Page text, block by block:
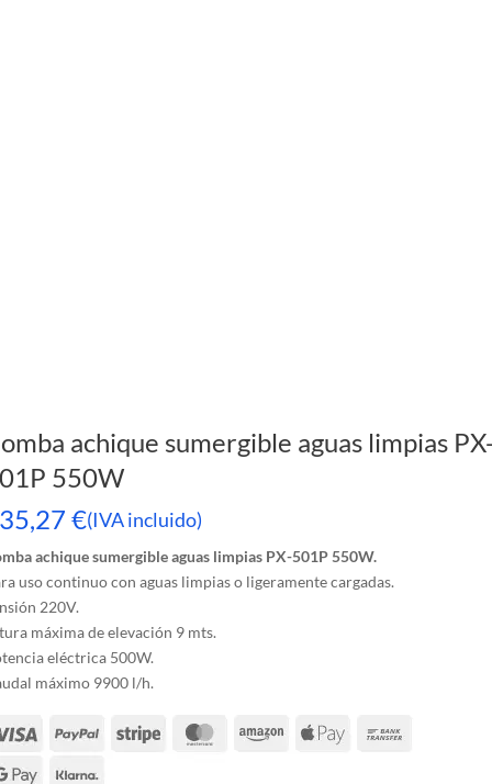
achique sumergible aguas limpias
550W
€(IVA incluido)
achique sumergible aguas limpias PX-501P 550W.
uso continuo con aguas limpias o ligeramente cargadas.
220V.
máxima de elevación 9 mts.
eléctrica 500W.
máximo 9900 l/h.